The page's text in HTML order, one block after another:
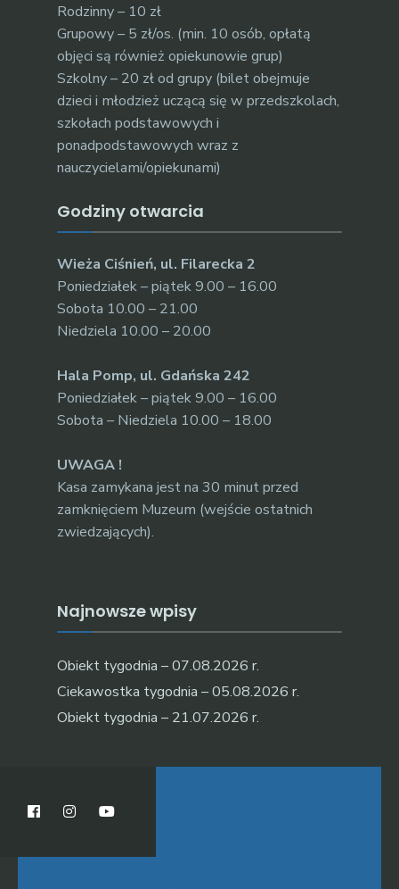
Rodzinny – 10 zł
Grupowy – 5 zł/os. (min. 10 osób, opłatą
objęci są również opiekunowie grup)
Szkolny – 20 zł od grupy (bilet obejmuje
dzieci i młodzież uczącą się w przedszkolach,
szkołach podstawowych i
ponadpodstawowych wraz z
nauczycielami/opiekunami)
Godziny otwarcia
Wieża Ciśnień, ul. Filarecka 2
Poniedziałek – piątek 9.00 – 16.00
Sobota 10.00 – 21.00
Niedziela 10.00 – 20.00
Hala Pomp, ul. Gdańska 242
Poniedziałek – piątek 9.00 – 16.00
Sobota – Niedziela 10.00 – 18.00
UWAGA !
Kasa zamykana jest na 30 minut przed
zamknięciem Muzeum (wejście ostatnich
zwiedzających).
Najnowsze wpisy
Obiekt tygodnia – 07.08.2026 r.
Ciekawostka tygodnia – 05.08.2026 r.
Obiekt tygodnia – 21.07.2026 r.